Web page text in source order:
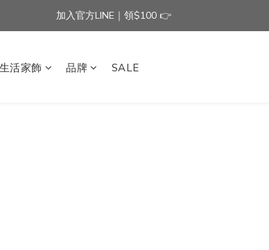
加入官方LINE｜領$100 👉
加入官方LINE｜領$100 👉
生活家飾 品牌 SALE